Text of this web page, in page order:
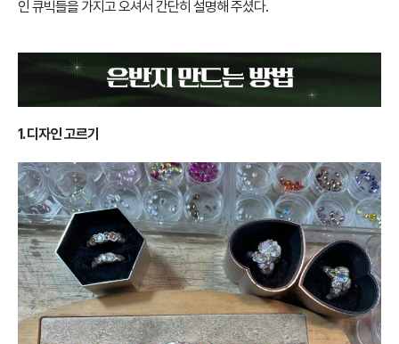
인 큐빅들을 가지고 오셔서 간단히 설명해 주셨다.
1. 디자인 고르기